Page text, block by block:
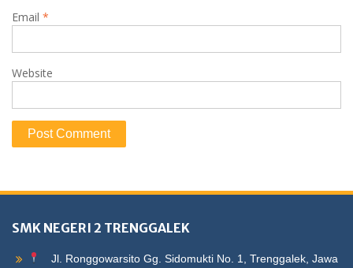
Email *
Website
SMK NEGERI 2 TRENGGALEK
Jl. Ronggowarsito Gg. Sidomukti No. 1, Trenggalek, Jawa